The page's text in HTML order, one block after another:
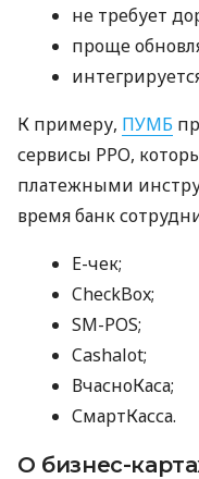
не требует
проще
К примеру, ПУМБ
сервисы РРО,
платежными
время банк
E-чек;
CheckBox;
SM-POS;
Cashalot;
ВчасноКаса;
СмартКасса.
О бизнес-